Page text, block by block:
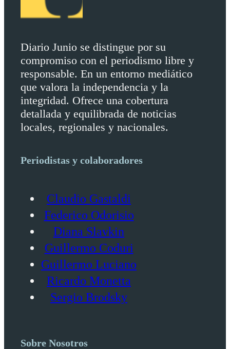
Diario Junio se distingue por su
compromiso con el periodismo libre y
responsable. En un entorno mediático
que valora la independencia y la
integridad. Ofrece una cobertura
detallada y equilibrada de noticias
locales, regionales y nacionales.
Periodistas y colaboradores
Claudio Gastaldi
Federico Odorisio
Diana Slavkin
Guillermo Coduri
Guillermo Luciano
Ricardo Monetta
Sergio Brodsky
Sobre Nosotros